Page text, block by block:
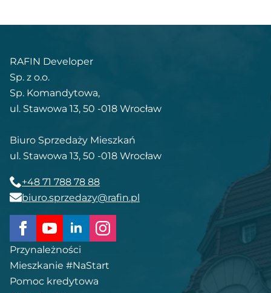
RAFIN Developer
Sp. z o.o.
Sp. Komandytowa,
ul. Stawowa 13, 50 -018 Wrocław
Biuro Sprzedaży Mieszkań
ul. Stawowa 13, 50 -018 Wrocław
+48 71 788 78 88
biuro.sprzedazy@rafin.pl
Przynależności
Mieszkanie #NaStart
Pomoc kredytowa